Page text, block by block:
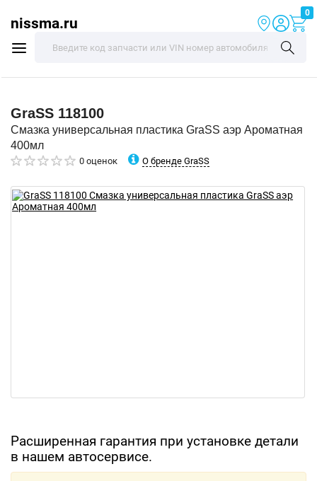
nissma.ru
0
GraSS 118100
Смазка универсальная пластика GraSS аэр Ароматная
400мл
0 оценок О бренде GraSS
Расширенная гарантия при установке детали
в нашем автосервисе.